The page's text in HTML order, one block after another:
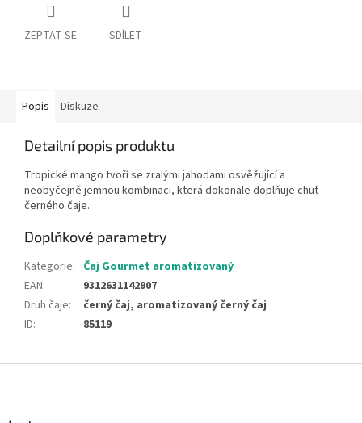
ZEPTAT SE SDÍLET
Popis Diskuze
Detailní popis produktu
Tropické mango tvoří se zralými jahodami osvěžující a
neobyčejně jemnou kombinaci, která dokonale doplňuje chuť
černého čaje.
Doplňkové parametry
Kategorie: Čaj Gourmet aromatizovaný
EAN:
9312631142907
Druh čaje:
černý čaj, aromatizovaný černý čaj
ID: 85119